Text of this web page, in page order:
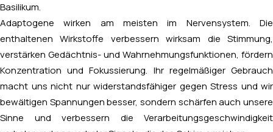
Basilikum.
Adaptogene wirken am meisten im Nervensystem. Die
enthaltenen Wirkstoffe verbessern wirksam die Stimmung,
verstärken Gedächtnis- und Wahrnehmungsfunktionen, fördern
Konzentration und Fokussierung. Ihr regelmäßiger Gebrauch
macht uns nicht nur widerstandsfähiger gegen Stress und wir
bewältigen Spannungen besser, sondern schärfen auch unsere
Sinne und verbessern die Verarbeitungsgeschwindigkeit